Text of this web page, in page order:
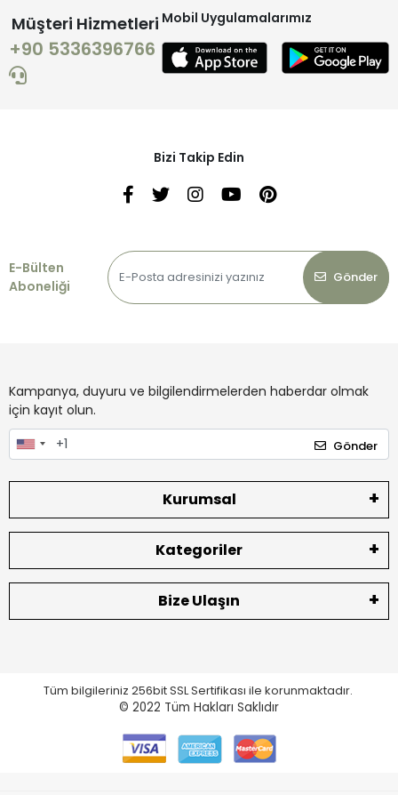
Müşteri Hizmetleri
+90 5336396766
Mobil Uygulamalarımız
Bizi Takip Edin
E-Bülten
Aboneliği
Gönder
Kampanya, duyuru ve bilgilendirmelerden haberdar olmak
için kayıt olun.
Gönder
Kurumsal
Kategoriler
Bize Ulaşın
Tüm bilgileriniz 256bit SSL Sertifikası ile korunmaktadır.
© 2022 Tüm Hakları Saklıdır